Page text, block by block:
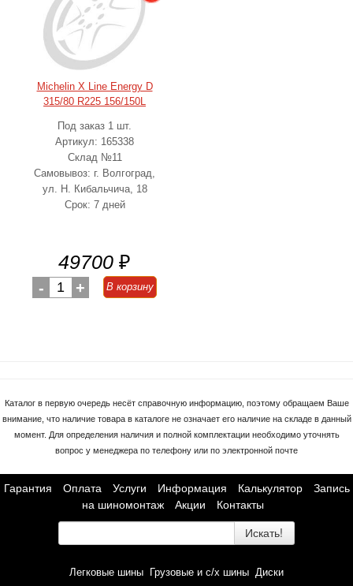
Michelin X Line Energy D
315/80 R225 156/150L
Под заказ 1 шт.
Артикул: 165338
Склад №11
Самовывоз: г. Волгоград,
ул. Н. Кибальчича, 18
Срок: 7 дней
49700 ₽
- 1 + В корзину
Каталог в первую очередь несёт справочную информацию, поэтому обращаем Ваше
внимание, что наличие товара в каталоге не означает его наличие на складе в данный
момент. Для определения наличия и полной комплектации необходимо уточнять
вопрос у менеджера по телефону или по электронной почте
Гарантия Оплата Услуги Информация Калькулятор
Запись
на шиномонтаж
Акции Контакты
Искать!
Легковые шины Грузовые и с/х шины Диски